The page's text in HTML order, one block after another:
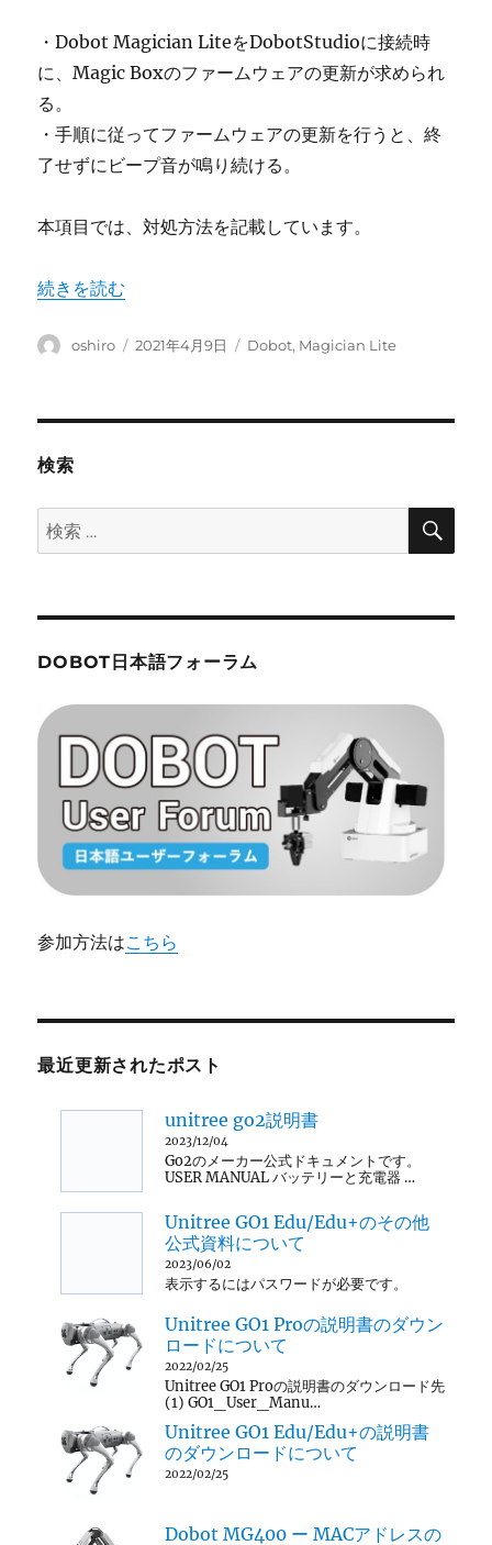
・Dobot Magician LiteをDobotStudioに接続時
に、Magic Boxのファームウェアの更新が求められ
る。
・手順に従ってファームウェアの更新を行うと、終
了せずにビープ音が鳴り続ける。
本項目では、対処方法を記載しています。
“Dobot Magician Lite ― MagicBoxのファームウェア更
続きを読む
投
oshiro
投
2021年4月9日
カ
Dobot, Magician Lite
検索
検
索:
検
DOBOT日本語フォーラム
参加方法はこちら
最近更新されたポスト
unitree go2説明書
2023/12/04
Go2のメーカー公式ドキュメントです。
USER MANUAL バッテリーと充電器 …
Unitree GO1 Edu/Edu+のその他
公式資料について
2023/06/02
表示するにはパスワードが必要です。
Unitree GO1 Proの説明書のダウン
ロードについて
2022/02/25
Unitree GO1 Proの説明書のダウンロード先
(1) GO1_User_Manu…
Unitree GO1 Edu/Edu+の説明書
のダウンロードについて
2022/02/25
Dobot MG400 ー MACアドレスの